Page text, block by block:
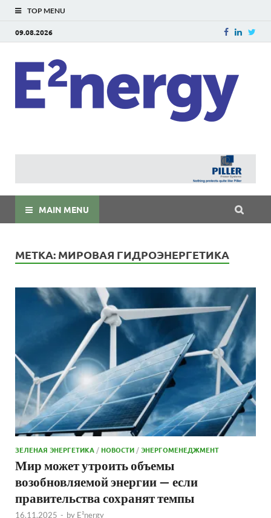
TOP MENU
09.08.2026
MAIN MENU
МЕТКА: МИРОВАЯ ГИДРОЭНЕРГЕТИКА
ЗЕЛЕНАЯ ЭНЕРГЕТИКА /НОВОСТИ /ЭНЕРГОМЕНЕДЖМЕНТ
Мир может утроить объемы
возобновляемой энергии — если
правительства сохранят темпы
16.11.2025 - by E²nergy